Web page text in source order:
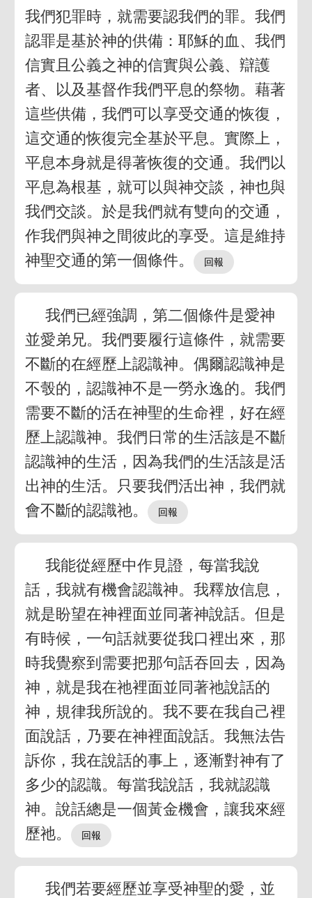
我們犯罪時，就需要認我們的罪。我們
認罪是基於神的供備：耶穌的血、我們
信實且公義之神的信實與公義、辯護
者、以及基督作我們平息的祭物。藉著
這些供備，我們可以享受交通的恢復，
這交通的恢復完全基於平息。實際上，
平息本身就是得著恢復的交通。我們以
平息為根基，就可以與神交談，神也與
我們交談。於是我們就有雙向的交通，
作我們與神之間彼此的享受。這是維持
神聖交通的第一個條件。
我們已經強調，第二個條件是愛神
並愛弟兄。我們要履行這條件，就需要
不斷的在經歷上認識神。偶爾認識神是
不彀的，認識神不是一勞永逸的。我們
需要不斷的活在神聖的生命裡，好在經
歷上認識神。我們日常的生活該是不斷
認識神的生活，因為我們的生活該是活
出神的生活。只要我們活出神，我們就
會不斷的認識祂。
我能從經歷中作見證，每當我說
話，我就有機會認識神。我釋放信息，
就是盼望在神裡面並同著神說話。但是
有時候，一句話就要從我口裡出來，那
時我覺察到需要把那句話吞回去，因為
神，就是我在祂裡面並同著祂說話的
神，規律我所說的。我不要在我自己裡
面說話，乃要在神裡面說話。我無法告
訴你，我在說話的事上，逐漸對神有了
多少的認識。每當我說話，我就認識
神。說話總是一個黃金機會，讓我來經
歷祂。
我們若要經歷並享受神聖的愛，並